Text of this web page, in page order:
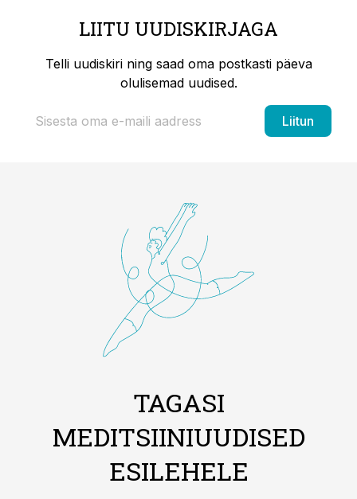
LIITU UUDISKIRJAGA
Telli uudiskiri ning saad oma postkasti päeva
olulisemad uudised.
Liitun
TAGASI
MEDITSIINIUUDISED
ESILEHELE